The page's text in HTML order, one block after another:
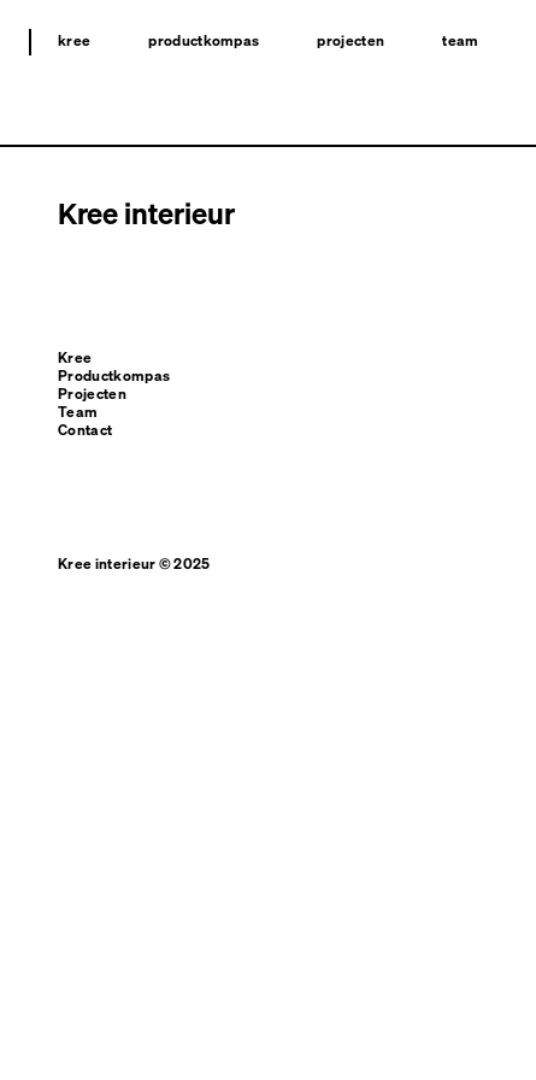
kree productkompas projecten team
Kree interieur
Kree
Productkompas
Projecten
Team
Contact
Kree interieur © 2025